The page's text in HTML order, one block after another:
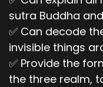
sutra Buddha
✅ Can decode
invisible things
✅ Provide the
the three realm,